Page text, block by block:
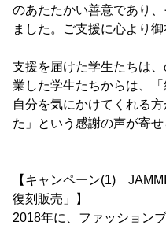
のあたたかい善意であり
ました。ご支援に心より御
支援を届けた学生たちは
業した学生たちからは、
自分を気にかけてくれる
た」という感謝の声が寄せ
【キャンペーン(1)
復刻販売」】
2018年に、ファッション